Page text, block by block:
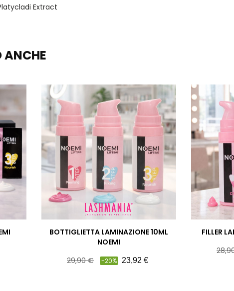
Extract
ANCHE
BOTTIGLIETTA LAMINAZIONE 10ML
NOEMI
Prezzo
29,90 € -20% Prezzo
23,92 €
FILLER